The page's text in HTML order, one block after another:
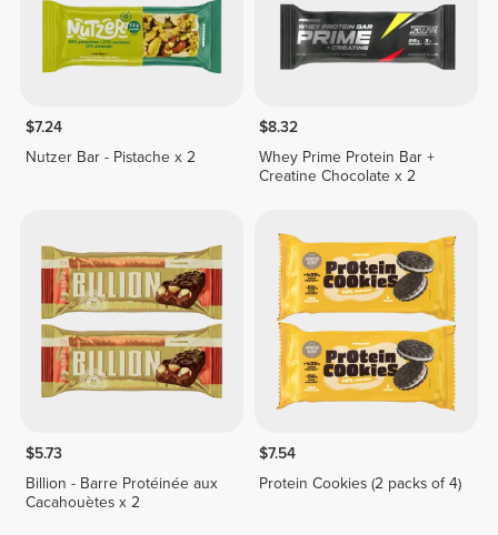
$7.24
Nutzer Bar - Pistache x 2
$8.32
Whey Prime Protein Bar +
Creatine Chocolate x 2
$5.73
Billion - Barre Protéinée aux
Cacahouètes x 2
$7.54
Protein Cookies (2 packs of 4)